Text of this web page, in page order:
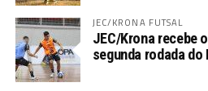
JEC/KRONA FUTSAL
JEC/Krona recebe
segunda rodada do